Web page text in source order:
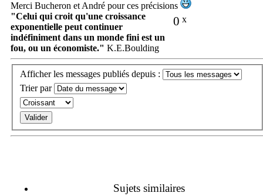
Merci Bucheron et André pour ces précisions
0 x
"Celui qui croit qu'une croissance
exponentielle peut continuer
indéfiniment dans un monde fini est un
fou, ou un économiste." K.E.Boulding
Afficher les messages publiés depuis :
Trier par
Sujets similaires